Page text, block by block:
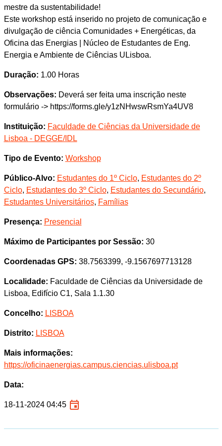
mestre da sustentabilidade!
Este workshop está inserido no projeto de comunicação e
divulgação de ciência Comunidades + Energéticas, da
Oficina das Energias | Núcleo de Estudantes de Eng.
Energia e Ambiente de Ciências ULisboa.
Duração: 1.00 Horas
Observações: Deverá ser feita uma inscrição neste
formulário -> https://forms.gle/y1zNHwswRsmYa4UV8
Instituição: Faculdade de Ciências da Universidade de
Lisboa - DEGGE/IDL
Tipo de Evento: Workshop
Público-Alvo: Estudantes do 1º Ciclo, Estudantes do 2º
Ciclo, Estudantes do 3º Ciclo, Estudantes do Secundário,
Estudantes Universitários, Famílias
Presença: Presencial
Máximo de Participantes por Sessão: 30
Coordenadas GPS: 38.7563399, -9.1567697713128
Localidade: Faculdade de Ciências da Universidade de
Lisboa, Edifício C1, Sala 1.1.30
Concelho: LISBOA
Distrito: LISBOA
Mais informações:
https://oficinaenergias.campus.ciencias.ulisboa.pt
Data:
18-11-2024 04:45